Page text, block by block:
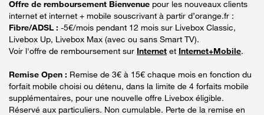
Offre de remboursement Bienvenue pour les nouveaux clients
internet et internet + mobile souscrivant à partir d’orange.fr :
Fibre/ADSL : -5€/mois pendant 12 mois sur Livebox Classic,
Livebox Up, Livebox Max (avec ou sans Smart TV).
Voir l'offre de remboursement sur Internet et Internet+Mobile.
Remise Open : Remise de 3€ à 15€ chaque mois en fonction du
forfait mobile choisi ou détenu, dans la limite de 4 forfaits mobile
supplémentaires, pour une nouvelle offre Livebox éligible.
Réservé aux particuliers. Non cumulable. Perte de la remise en